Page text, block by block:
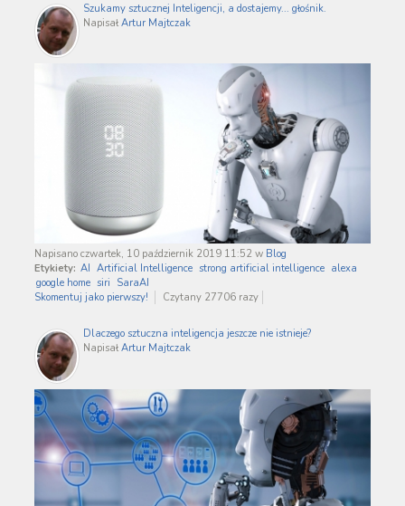
Szukamy sztucznej Inteligencji, a dostajemy... głośnik.
Napisał Artur Majtczak
Napisano czwartek, 10 październik 2019 11:52 w Blog
Etykiety: AI Artificial Intelligence strong artificial intelligence alexa
google home siri SaraAI
Skomentuj jako pierwszy!
Czytany 27706 razy
Dlaczego sztuczna inteligencja jeszcze nie istnieje?
Napisał Artur Majtczak